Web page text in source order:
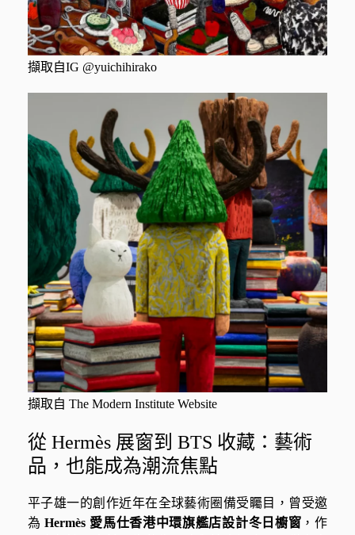
擷取自IG @yuichihirako
擷取自 The Modern Institute Website
從 Hermès 展窗到 BTS 收藏：藝術
品，也能成為潮流焦點
平子雄一的創作近年在全球藝術圈備受矚目，曾受邀
為Hermès 愛馬仕香港中環旗艦店設計冬日櫥窗 ，作